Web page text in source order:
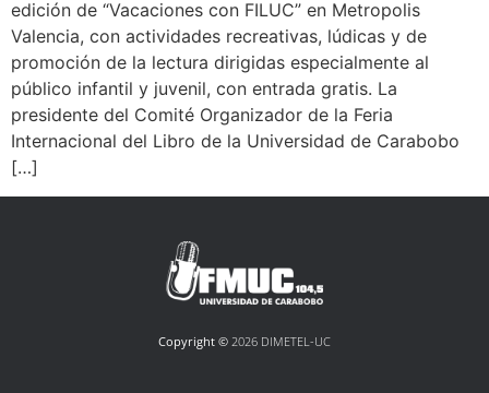
edición de “Vacaciones con FILUC” en Metropolis
Valencia, con actividades recreativas, lúdicas y de
promoción de la lectura dirigidas especialmente al
público infantil y juvenil, con entrada gratis. La
presidente del Comité Organizador de la Feria
Internacional del Libro de la Universidad de Carabobo
[…]
Copyright © 2026 DIMETEL-UC